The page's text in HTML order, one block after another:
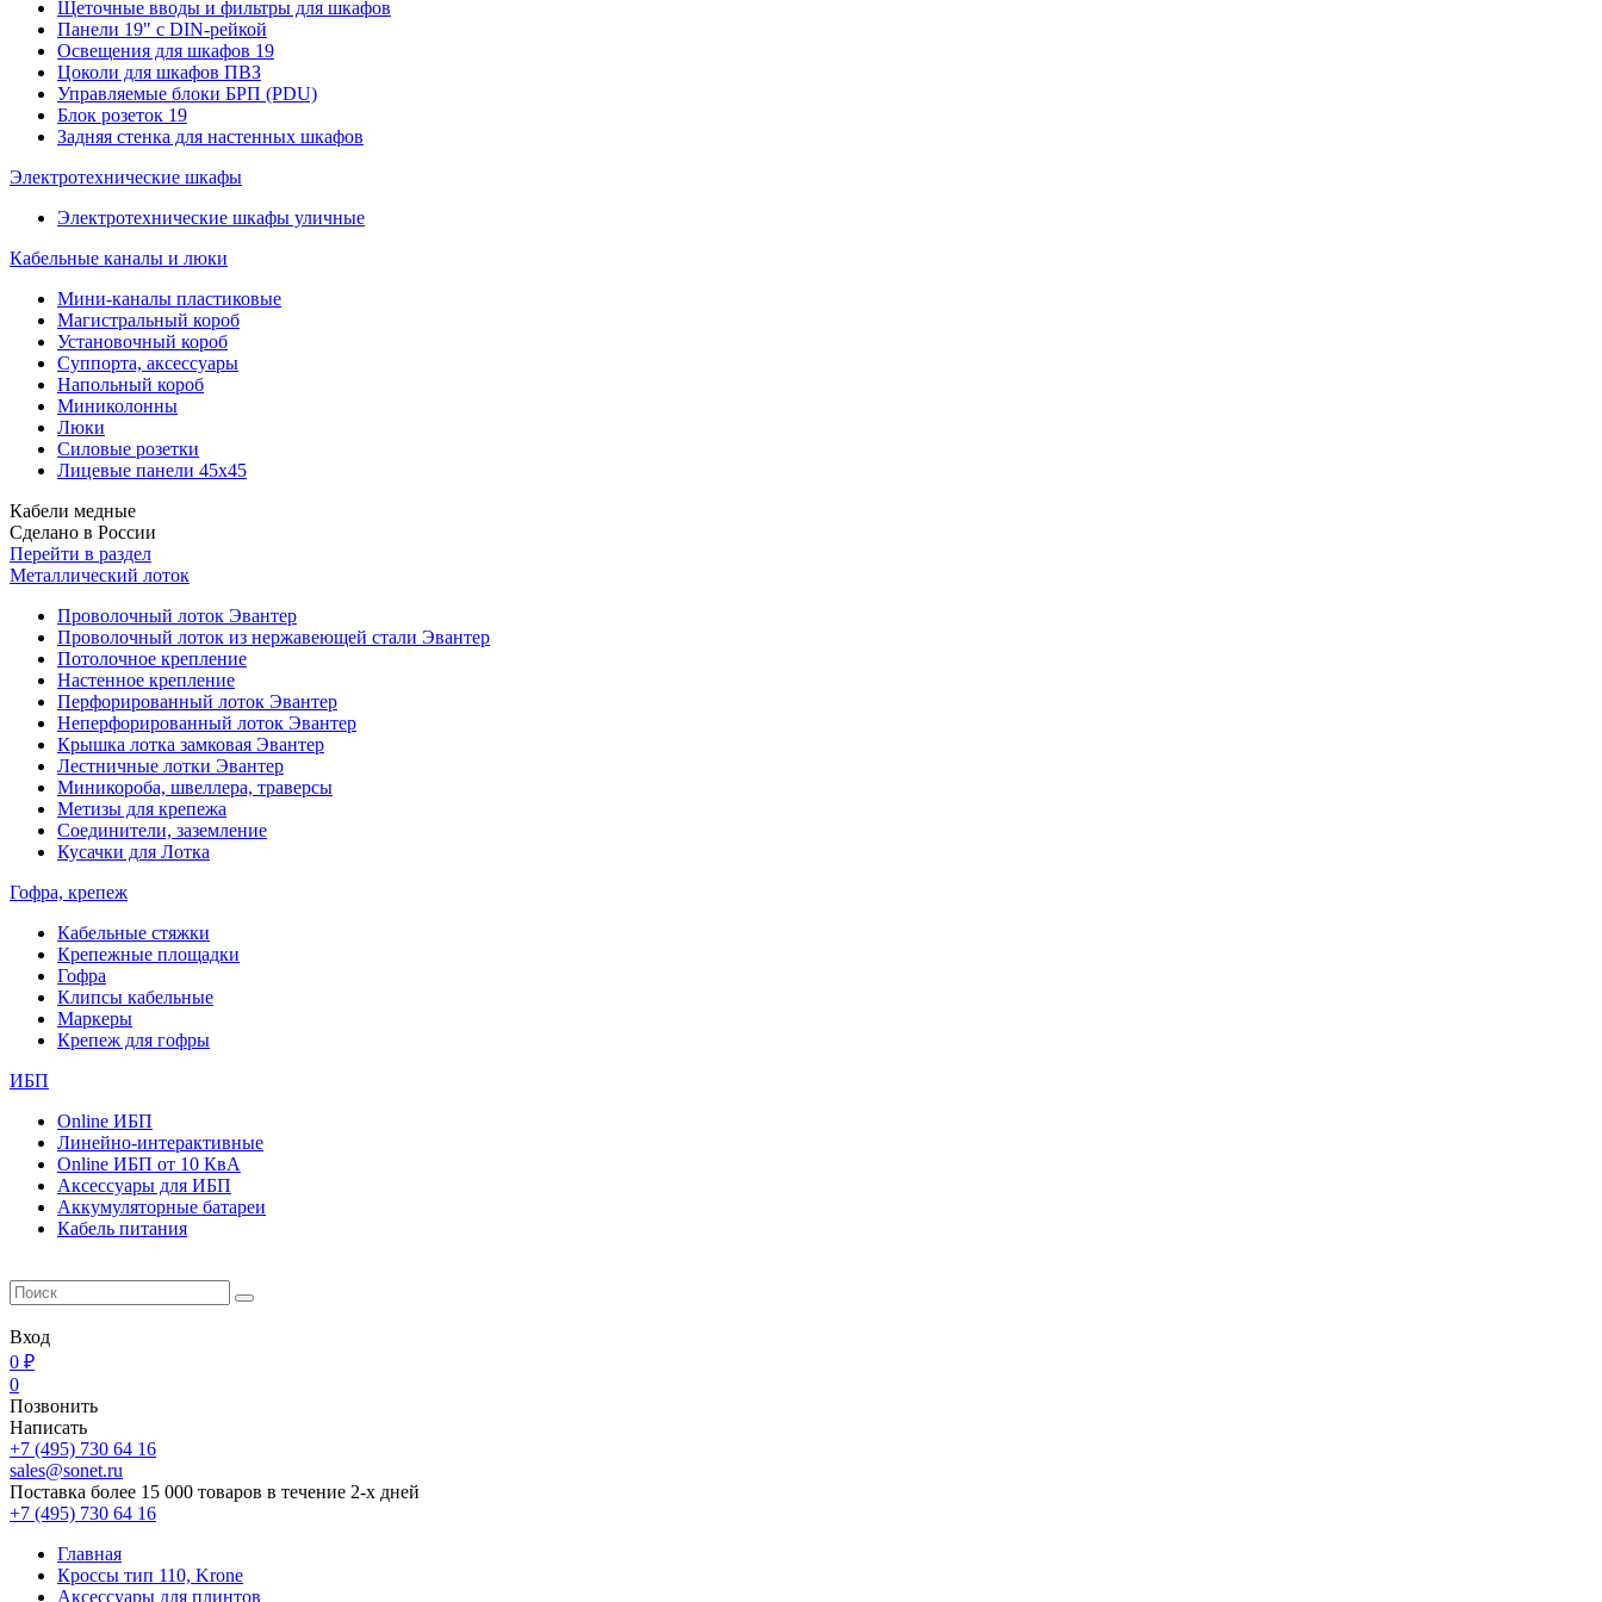
Щеточные вводы и фильтры для шкафов
Панели 19" с DIN-рейкой
Освещения для шкафов 19
Цоколи для шкафов ПВЗ
Управляемые блоки БРП (PDU)
Блок розеток 19
Задняя стенка для настенных шкафов
Электротехнические шкафы
Электротехнические шкафы уличные
Кабельные каналы и люки
Мини-каналы пластиковые
Магистральный короб
Установочный короб
Суппорта, аксессуары
Напольный короб
Миниколонны
Люки
Силовые розетки
Лицевые панели 45х45
Кабели медные
Сделано в России
Перейти в раздел
Металлический лоток
Проволочный лоток Эвантер
Проволочный лоток из нержавеющей стали Эвантер
Потолочное крепление
Настенное крепление
Перфорированный лоток Эвантер
Неперфорированный лоток Эвантер
Крышка лотка замковая Эвантер
Лестничные лотки Эвантер
Миникороба, швеллера, траверсы
Метизы для крепежа
Соединители, заземление
Кусачки для Лотка
Гофра, крепеж
Кабельные стяжки
Крепежные площадки
Гофра
Клипсы кабельные
Маркеры
Крепеж для гофры
ИБП
Online ИБП
Линейно-интерактивные
Online ИБП от 10 КвА
Aксессуары для ИБП
Аккумуляторные батареи
Кабель питания
Вход
0 ₽
0
Позвонить
Написать
+7 (495) 730 64 16
sales@sonet.ru
Поставка более 15 000 товаров в течение 2-х дней
+7 (495) 730 64 16
Главная
Кроссы тип 110, Krone
Аксессуары для плинтов